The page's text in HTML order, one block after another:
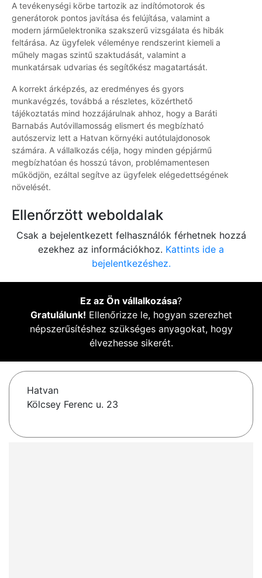
A tevékenységi körbe tartozik az indítómotorok és
generátorok pontos javítása és felújítása, valamint a
modern járműelektronika szakszerű vizsgálata és hibák
feltárása. Az ügyfelek véleménye rendszerint kiemeli a
műhely magas szintű szaktudását, valamint a
munkatársak udvarias és segítőkész magatartását.
A korrekt árképzés, az eredményes és gyors
munkavégzés, továbbá a részletes, közérthető
tájékoztatás mind hozzájárulnak ahhoz, hogy a Baráti
Barnabás Autóvillamosság elismert és megbízható
autószerviz lett a Hatvan környéki autótulajdonosok
számára. A vállalkozás célja, hogy minden gépjármű
megbízhatóan és hosszú távon, problémamentesen
működjön, ezáltal segítve az ügyfelek elégedettségének
növelését.
Ellenőrzött weboldalak
Csak a bejelentkezett felhasználók férhetnek hozzá
ezekhez az információkhoz. Kattints ide a
bejelentkezéshez.
Ez az Ön vállalkozása?
Gratulálunk! Ellenőrizze le, hogyan szerezhet
népszerűsítéshez szükséges anyagokat, hogy
élvezhesse sikerét.
Hatvan
Kölcsey Ferenc u. 23